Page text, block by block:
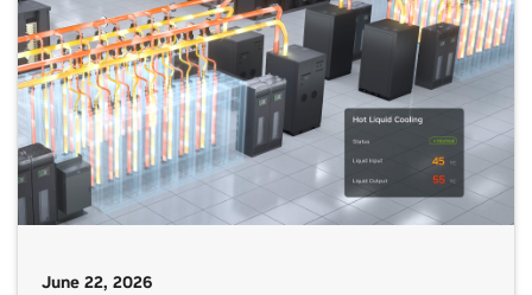
June 22, 2026